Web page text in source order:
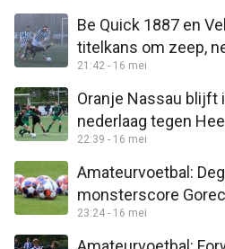
Be Quick 1887 en
titelkans om zeep,
21:42 - 16 mei
Oranje Nassau blijft
nederlaag tegen
22:39 - 16 mei
Amateurvoetbal:
monsterscore
feestje Amicitia VMC
23:24 - 16 mei